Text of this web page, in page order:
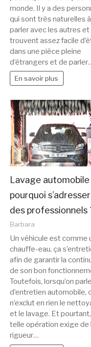
monde. Il y a des
qui sont très naturelles à
parler avec les autres et
trouvent assez facile
dans une pièce pleine
d’étrangers et de
En savoir plus
Lavage automobile
pourquoi
des professionnels
Barbara
Un véhicule est comme
chauffe-eau, ça
afin de garantir la
de son bon
Toutefois, lorsqu’on parle
d’entretien automobile,
n’exclut en rien le
et le lavage. Et
telle opération exige de
rigueur…